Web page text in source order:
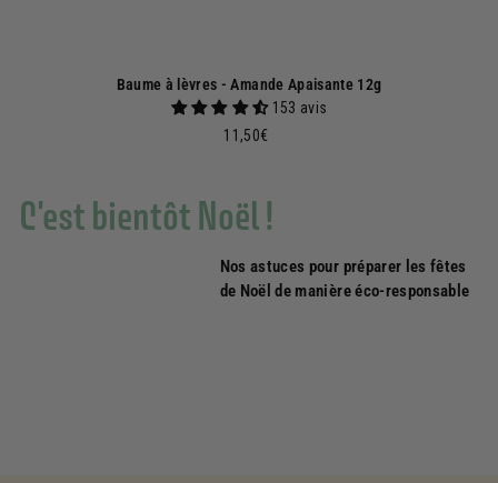
Baume à lèvres - Amande Apaisante 12g
153 avis
11,50€
C'est bientôt Noël !
Nos astuces pour préparer les fêtes
de Noël de manière éco-responsable